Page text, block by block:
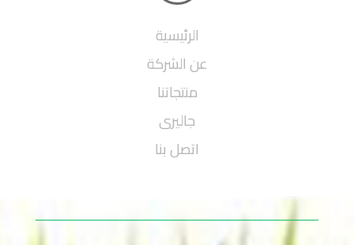
الرئيسية
عن الشركة
منتجاتنا
جاليرى
اتصل بنا